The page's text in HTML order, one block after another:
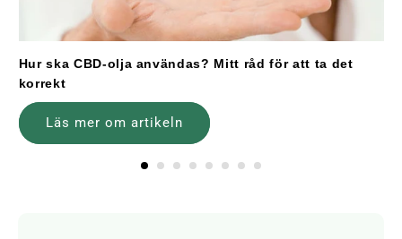
Hur ska CBD-olja användas? Mitt råd för att ta det
korrekt
Läs mer om artikeln